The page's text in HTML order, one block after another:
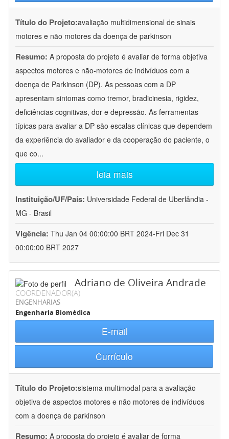
Título do Projeto:avaliação multidimensional de sinais
motores e não motores da doença de parkinson
Resumo: A proposta do projeto é avaliar de forma objetiva
aspectos motores e não-motores de indivíduos com a
doença de Parkinson (DP). As pessoas com a DP
apresentam sintomas como tremor, bradicinesia, rigidez,
deficiências cognitivas, dor e depressão. As ferramentas
típicas para avaliar a DP são escalas clínicas que dependem
da experiência do avaliador e da cooperação do paciente, o
que co...
leia mais
Instituição/UF/País: Universidade Federal de Uberlândia -
MG - Brasil
Vigência: Thu Jan 04 00:00:00 BRT 2024-Fri Dec 31
00:00:00 BRT 2027
Adriano de Oliveira Andrade
COORDENADOR(A)
ENGENHARIAS
Engenharia Biomédica
E-mail
Currículo
Título do Projeto:sistema multimodal para a avaliação
objetiva de aspectos motores e não motores de indivíduos
com a doença de parkinson
Resumo: A proposta do projeto é avaliar de forma